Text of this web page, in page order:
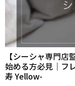
【シーシャ専門店
始める方必見｜フ
寿 Yellow-